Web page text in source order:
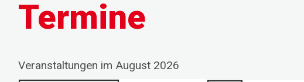
Termine
Veranstaltungen im August 2026